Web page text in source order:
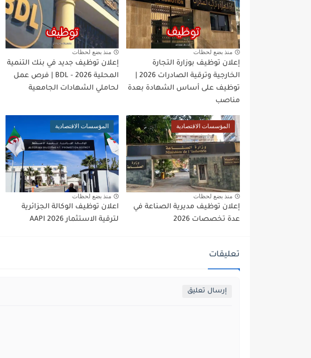
منذ بضع لحظات
إعلان توظيف بوزارة التجارة
توظيف على أساس الشهادة بعدة
مناصب
منذ بضع لحظات
إعلان توظيف جديد في بنك التنمية
المحلية BDL - 2026 | فرص عمل
لحاملي الشهادات الجامعية
المؤسسات الاقتصادية
منذ بضع لحظات
إعلان توظيف مديرية الصناعة في
عدة تخصصات 2026
المؤسسات الاقتصادية
منذ بضع لحظات
اعلان توظيف الوكالة الجزائرية
لترقية الاستثمار AAPI 2026
تعليقات
إرسال تعليق